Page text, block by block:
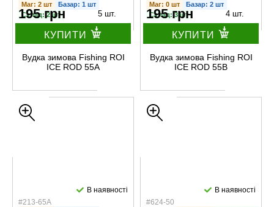
Маг: 2 шт
Базар: 1 шт
Склад: 2 шт
195 грн 5 шт.
КУПИТИ
Вудка зимова Fishing ROI
ICE ROD 55A
Маг: 0 шт
Базар: 2 шт
Склад: 3 шт
195 грн 4 шт.
КУПИТИ
Вудка зимова Fishing ROI
ICE ROD 55B
#213-65A
В наявності
#624-50
В наявності